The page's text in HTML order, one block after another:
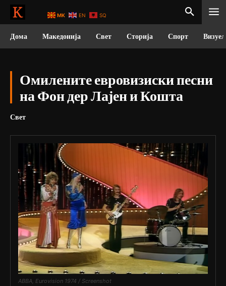
Дома Македонија Свет Сторија Спорт
Омилените евровизиски песни
на Фон дер Лајен и Кошта
Свет
ABBA, Eurovision 1974 / Screenshot
MK EN SQ